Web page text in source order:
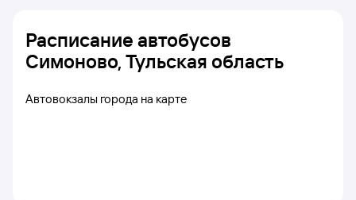
Расписание автобусов
Симоново, Тульская область
Автовокзалы города на карте